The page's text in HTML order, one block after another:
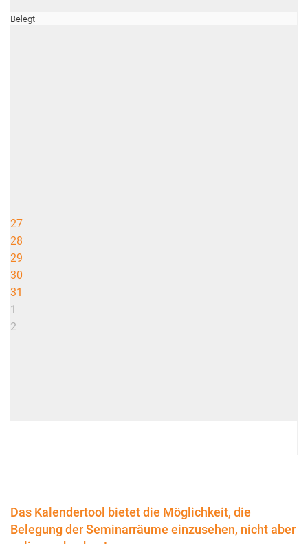
Belegt
27
28
29
30
31
1
2
Das Kalendertool bietet die Möglichkeit, die
Belegung der Seminarräume einzusehen, nicht aber